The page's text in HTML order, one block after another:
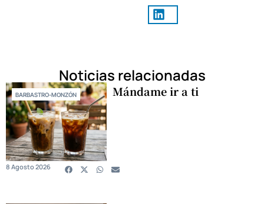
Noticias relacionadas
BARBASTRO-MONZÓN Mándame ir a ti
8 Agosto 2026